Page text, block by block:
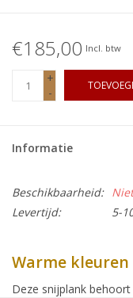
€185,00 Incl. btw
+
-
Informatie
Beschikbaarheid:
Levertijd:
5-
Warme
Deze snijplank